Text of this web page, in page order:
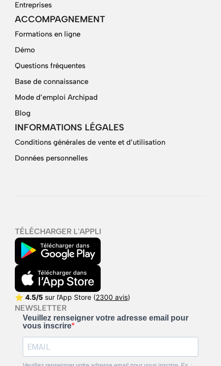
Entreprises
ACCOMPAGNEMENT
Formations en ligne
Démo
Questions fréquentes
Base de connaissance
Mode d’emploi Archipad
Blog
INFORMATIONS LÉGALES
Conditions générales de vente et d’utilisation
Données personnelles
TÉLÉCHARGER L'APPLI
⭐ 4.5/5 sur l’App Store (2300 avis)
NEWSLETTER
Veuillez renseigner votre adresse email pour
vous inscrire